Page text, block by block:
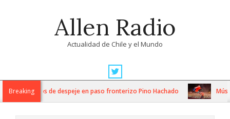
Allen Radio
Actualidad de Chile y el Mundo
Navigation
MenuBreaking
trabajos de despeje en paso fronterizo Pino Hachado